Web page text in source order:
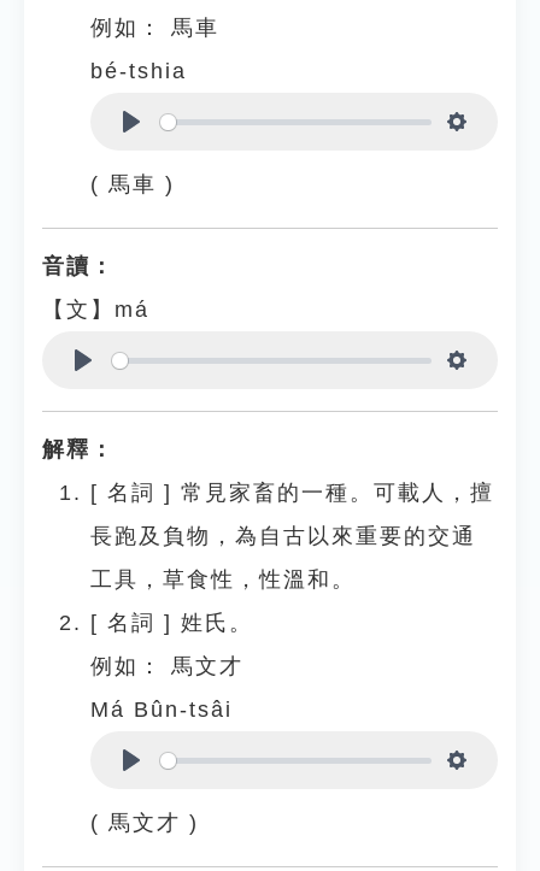
例如：
馬車
bé-tshia
( 馬車 )
音讀：
【文】má
解釋：
[ 名詞 ] 常見家畜的一種。可載人，擅
長跑及負物，為自古以來重要的交通
工具，草食性，性溫和。
[ 名詞 ] 姓氏。
例如：
馬文才
Má Bûn-tsâi
( 馬文才 )